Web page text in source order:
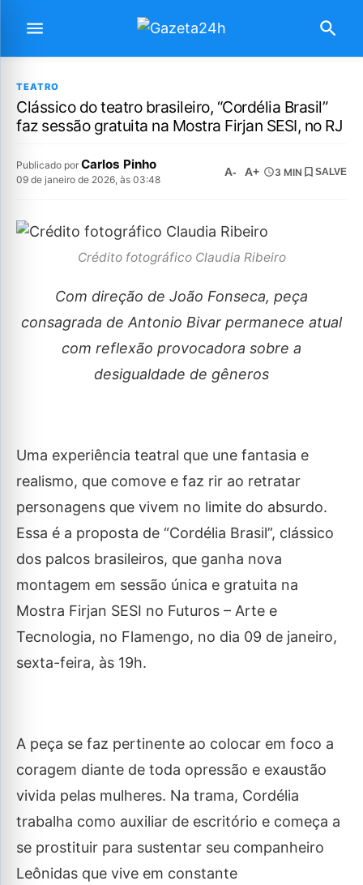
TEATRO
Clássico do teatro brasileiro, “Cordélia Brasil”
faz sessão gratuita na Mostra Firjan SESI, no RJ
Publicado por Carlos Pinho
09 de janeiro de 2026, às 03:48
A- A+ 3 MIN SALVE
Crédito fotográfico Claudia Ribeiro
Com direção de João Fonseca, peça
consagrada de Antonio Bivar permanece atual
com reflexão provocadora sobre a
desigualdade de gêneros
Uma experiência teatral que une fantasia e
realismo, que comove e faz rir ao retratar
personagens que vivem no limite do absurdo.
Essa é a proposta de “Cordélia Brasil”, clássico
dos palcos brasileiros, que ganha nova
montagem em sessão única e gratuita na
Mostra Firjan SESI no Futuros – Arte e
Tecnologia, no Flamengo, no dia 09 de janeiro,
sexta-feira, às 19h.
A peça se faz pertinente ao colocar em foco a
coragem diante de toda opressão e exaustão
vivida pelas mulheres. Na trama, Cordélia
trabalha como auxiliar de escritório e começa a
se prostituir para sustentar seu companheiro
Leônidas que vive em constante